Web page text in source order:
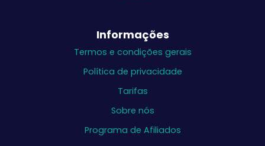
Informações
Termos e condições gerais
Política de privacidade
Tarifas
Sobre nós
Programa de Afiliados